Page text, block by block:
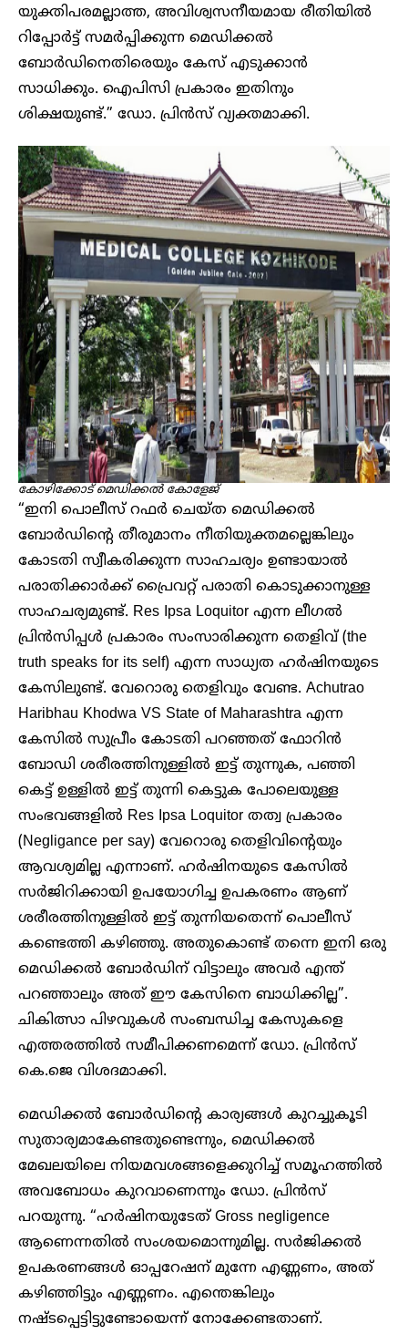
യുക്തിപരമല്ലാത്ത, അവിശ്വസനീയമായ രീതിയിൽ
റിപ്പോർട്ട് സമർപ്പിക്കുന്ന മെഡിക്കൽ
ബോർഡിനെതിരെയും കേസ് എടുക്കാൻ
സാധിക്കും. ഐപിസി പ്രകാരം ഇതിനും
ശിക്ഷയുണ്ട്.” ഡോ. പ്രിൻസ് വ്യക്തമാക്കി.
കോഴിക്കോട് മെഡിക്കൽ കോളേജ്
“ഇനി പൊലീസ് റഫർ ചെയ്ത മെഡിക്കൽ
ബോർഡിന്റെ തീരുമാനം നീതിയുക്തമല്ലെങ്കിലും
കോടതി സ്വീകരിക്കുന്ന സാഹചര്യം ഉണ്ടായാൽ
പരാതിക്കാർക്ക് പ്രൈവറ്റ് പരാതി കൊടുക്കാനുള്ള
സാഹചര്യമുണ്ട്. Res Ipsa Loquitor എന്ന ലീഗൽ
പ്രിൻസിപ്പൾ പ്രകാരം സംസാരിക്കുന്ന തെളിവ് (the
truth speaks for its self) എന്ന സാധ്യത ഹർഷിനയുടെ
കേസിലുണ്ട്. വേറൊരു തെളിവും വേണ്ട. Achutrao
Haribhau Khodwa VS State of Maharashtra എന്ന
കേസിൽ സുപ്രീം കോടതി പറഞ്ഞത് ഫോറിൻ
ബോഡി ശരീരത്തിനുള്ളിൽ ഇട്ട് തുന്നുക, പഞ്ഞി
കെട്ട് ഉള്ളിൽ ഇട്ട് തുന്നി കെട്ടുക പോലെയുള്ള
സംഭവങ്ങളിൽ Res Ipsa Loquitor തത്വ പ്രകാരം
(Negligance per say) വേറൊരു തെളിവിന്റെയും
ആവശ്യമില്ല എന്നാണ്. ഹർഷിനയുടെ കേസിൽ
സർജിറിക്കായി ഉപയോഗിച്ച ഉപകരണം ആണ്
ശരീരത്തിനുള്ളിൽ ഇട്ട് തുന്നിയതെന്ന് പൊലീസ്
കണ്ടെത്തി കഴിഞ്ഞു. അതുകൊണ്ട് തന്നെ ഇനി ഒരു
മെഡിക്കൽ ബോർഡിന് വിട്ടാലും അവർ എന്ത്
പറഞ്ഞാലും അത് ഈ കേസിനെ ബാധിക്കില്ല”.
ചികിത്സാ പിഴവുകൾ സംബന്ധിച്ച കേസുകളെ
എത്തരത്തിൽ സമീപിക്കണമെന്ന് ഡോ. പ്രിൻസ്
കെ.ജെ വിശദമാക്കി.
മെഡിക്കൽ ബോർഡിന്റെ കാര്യങ്ങൾ കുറച്ചുകൂടി
സുതാര്യമാകേണ്ടതുണ്ടെന്നും, മെഡിക്കൽ
മേഖലയിലെ നിയമവശങ്ങളെക്കുറിച്ച് സമൂഹത്തിൽ
അവബോധം കുറവാണെന്നും ഡോ. പ്രിൻസ്
പറയുന്നു. “ഹർഷിനയുടേത് Gross negligence
ആണെന്നതിൽ സംശയമൊന്നുമില്ല. സർജിക്കൽ
ഉപകരണങ്ങൾ ഓപ്പറേഷന് മുന്നേ എണ്ണണം, അത്
കഴിഞ്ഞിട്ടും എണ്ണണം. എന്തെങ്കിലും
നഷ്ടപ്പെട്ടിട്ടുണ്ടോയെന്ന് നോക്കേണ്ടതാണ്.